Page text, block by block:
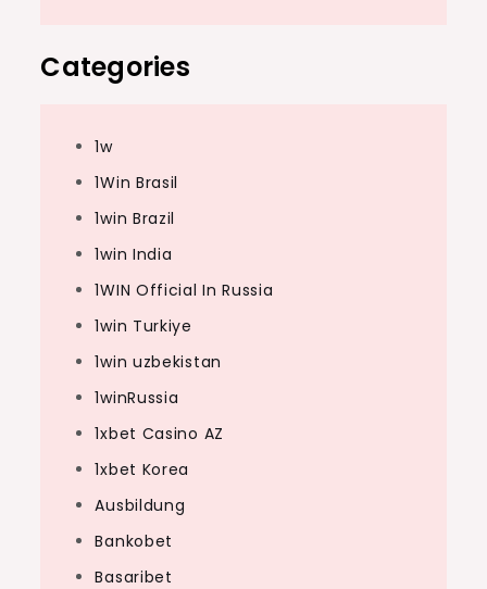
Categories
1w
1Win Brasil
1win Brazil
1win India
1WIN Official In Russia
1win Turkiye
1win uzbekistan
1winRussia
1xbet Casino AZ
1xbet Korea
Ausbildung
Bankobet
Basaribet